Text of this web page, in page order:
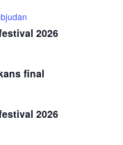
2026
final
2026